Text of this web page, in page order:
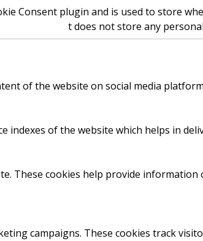
Consent plugin and is used to store
t does not store any
of the website on social media
indexes of the website which helps in
These cookies help provide
campaigns. These cookies track